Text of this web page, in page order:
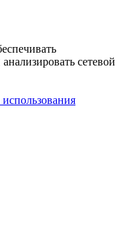
сетевой